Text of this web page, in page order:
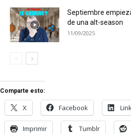
Septiembre
de una alt-season
11/09/2025
Comparte esto:
X Facebook
Imprimir Tumblr